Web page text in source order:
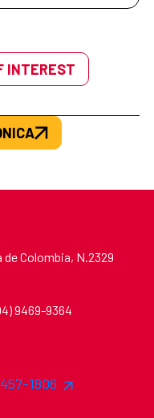
INTEREST
de Colombia, N.2329
9469-9364
1806